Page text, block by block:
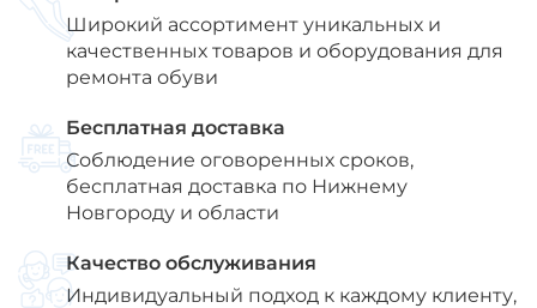
Широкий ассортимент уникальных и
качественных товаров и оборудования для
ремонта обуви
Бесплатная доставка
Соблюдение оговоренных сроков,
бесплатная доставка по Нижнему
Новгороду и области
Качество обслуживания
Индивидуальный подход к каждому клиенту,